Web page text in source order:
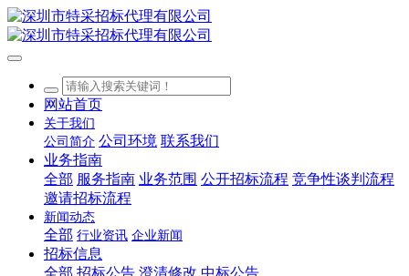
网站首页
关于我们
公司简介 公司环境 联系我们
业务指南
全部 服务指南 业务范围 公开招标流程 竞争性谈判流程
邀请招标流程
新闻动态
全部 行业资讯 企业新闻
招标信息
全部 招标公告 澄清修改 中标公告